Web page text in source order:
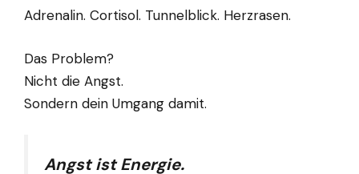
Adrenalin. Cortisol. Tunnelblick. Herzrasen.
Das Problem?
Nicht die Angst.
Sondern dein Umgang damit.
Angst ist Energie.